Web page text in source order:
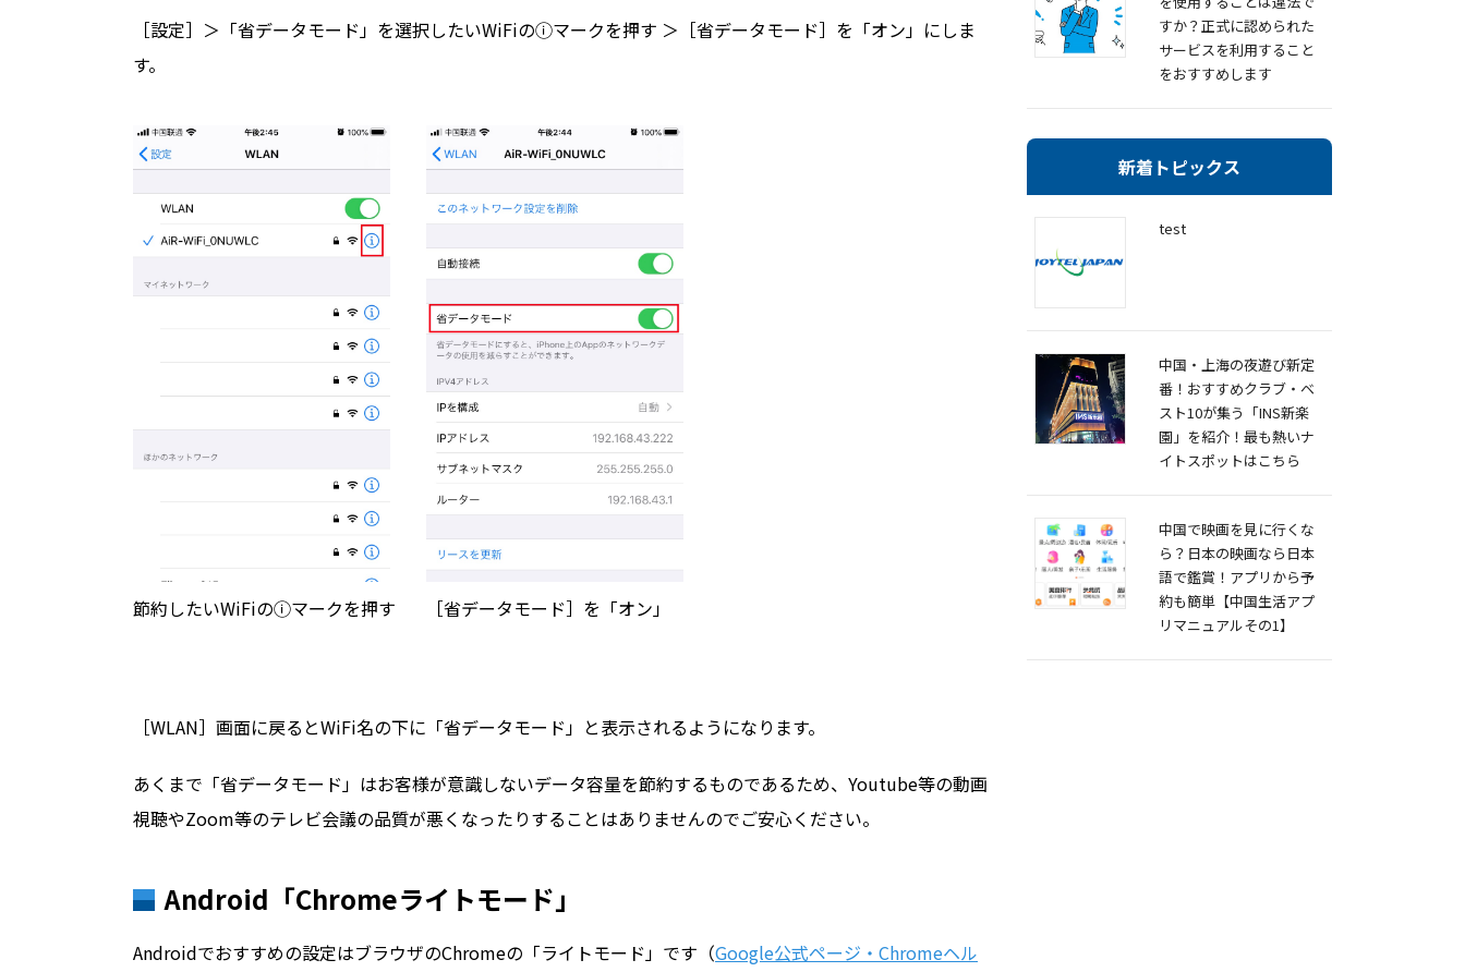
［設定］＞「省データモード」を選択したいWiFiのⓘマークを押す ＞［省データモード］を「オン」にしま
す。
節約したいWiFiのⓘマークを押す ［省データモード］を「オン」
［WLAN］画面に戻るとWiFi名の下に「省データモード」と表示されるようになります。
あくまで「省データモード」はお客様が意識しないデータ容量を節約するものであるため、Youtube等の動画
視聴やZoom等のテレビ会議の品質が悪くなったりすることはありませんのでご安心ください。
Android「Chromeライトモード」
Androidでおすすめの設定はブラウザのChromeの「ライトモード」です（Google公式ページ・Chromeヘル
すか？正式に認められた
サービスを利用すること
をおすすめします
新着トピックス
test
中国・上海の夜遊び新定
番！おすすめクラブ・ベ
スト10が集う「INS新楽
園」を紹介！最も熱いナ
イトスポットはこちら
中国で映画を見に行くな
ら？日本の映画なら日本
語で鑑賞！アプリから予
約も簡単【中国生活アプ
リマニュアルその1】